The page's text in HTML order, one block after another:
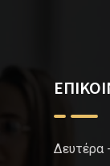
Δευτέρα